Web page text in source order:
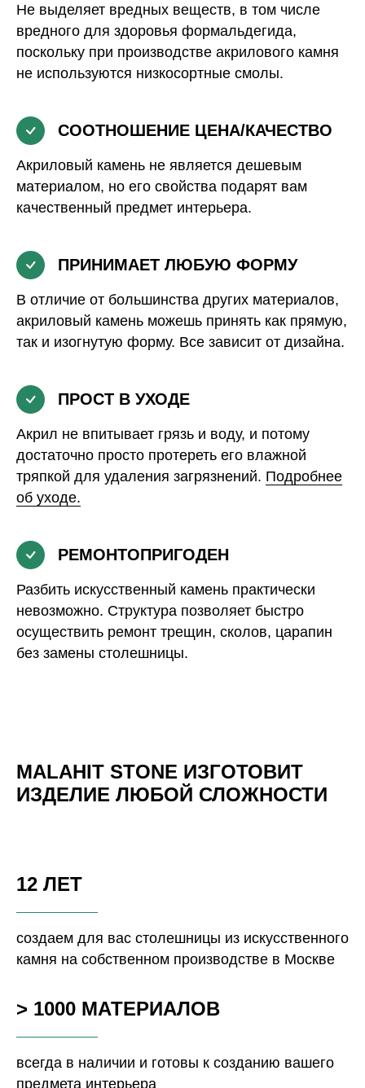
Не выделяет вредных веществ, в том числе
вредного для здоровья формальдегида,
поскольку при производстве акрилового камня
не используются низкосортные смолы.
СООТНОШЕНИЕ ЦЕНА/КАЧЕСТВО
Акриловый камень не является дешевым
материалом, но его свойства подарят вам
качественный предмет интерьера.
ПРИНИМАЕТ ЛЮБУЮ ФОРМУ
В отличие от большинства других материалов,
акриловый камень можешь принять как прямую,
так и изогнутую форму. Все зависит от дизайна.
ПРОСТ В УХОДЕ
Акрил не впитывает грязь и воду, и потому
достаточно просто протереть его влажной
тряпкой для удаления загрязнений. Подробнее
об уходе.
РЕМОНТОПРИГОДЕН
Разбить искусственный камень практически
невозможно. Структура позволяет быстро
осуществить ремонт трещин, сколов, царапин
без замены столешницы.
MALAHIT STONE ИЗГОТОВИТ
ИЗДЕЛИЕ ЛЮБОЙ СЛОЖНОСТИ
12 ЛЕТ
создаем для вас столешницы из искусственного
камня на собственном производстве в Москве
> 1000 МАТЕРИАЛОВ
всегда в наличии и готовы к созданию вашего
предмета интерьера